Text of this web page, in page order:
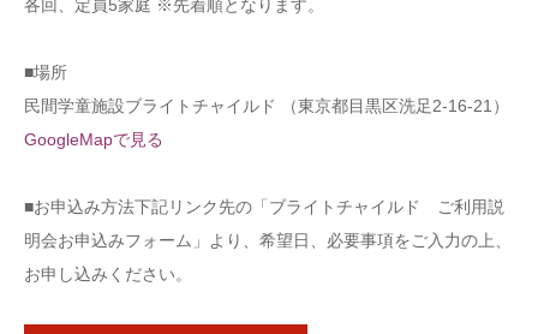
各回、定員5家庭 ※先着順となります。
■場所
民間学童施設ブライトチャイルド （東京都目黒区洗足2-16-21）
GoogleMapで見る
■お申込み方法下記リンク先の「ブライトチャイルド ご利用説
明会お申込みフォーム」より、希望日、必要事項をご入力の上、
お申し込みください。